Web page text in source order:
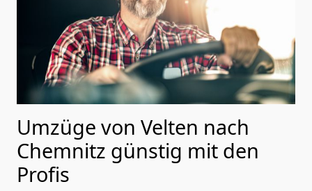
Umzüge von Velten nach
Chemnitz günstig mit den
Profis